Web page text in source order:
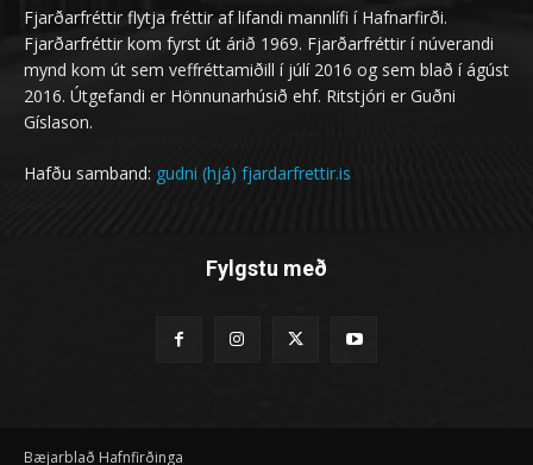
Fjarðarfréttir flytja fréttir af lifandi mannlífi í Hafnarfirði.
Fjarðarfréttir kom fyrst út árið 1969. Fjarðarfréttir í núverandi
mynd kom út sem veffréttamiðill í júlí 2016 og sem blað í ágúst
2016. Útgefandi er Hönnunarhúsið ehf. Ritstjóri er Guðni
Gíslason.
Hafðu samband: gudni (hjá) fjardarfrettir.is
Fylgstu með
Bæjarblað Hafnfirðinga